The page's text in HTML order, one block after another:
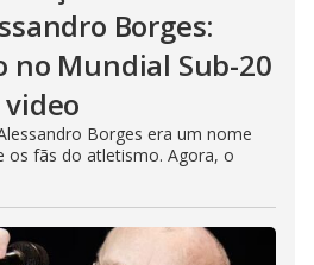
Borges:
no Mundial Sub-20
Borges era um nome
os fãs do atletismo. Agora, o